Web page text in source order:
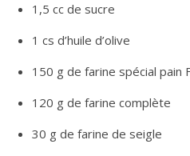
1,5 cc de sucre
1 cs d’huile d’olive
150 g de farine spécial pain
120 g de farine complète
30 g de farine de seigle